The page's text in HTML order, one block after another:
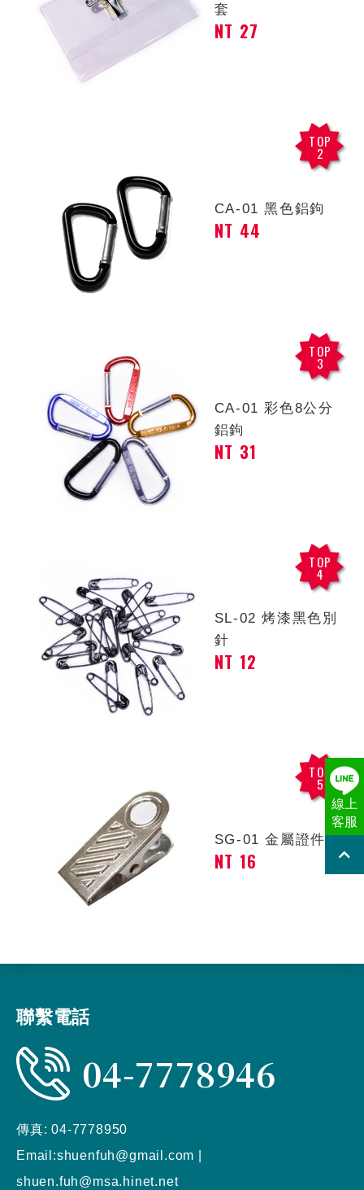
套
NT 27
TOP
2
CA-01 黑色鋁鉤
NT 44
TOP
3
CA-01 彩色8公分
鋁鉤
NT 31
TOP
4
SL-02 烤漆黑色別
針
NT 12
TOP
5
SG-01 金屬證件夾
NT 16
聯繫電話
04-7778946
傳真:04-7778950
Email:shuenfuh@gmail.com
shuen.fuh@msa.hinet.net
線上
客服